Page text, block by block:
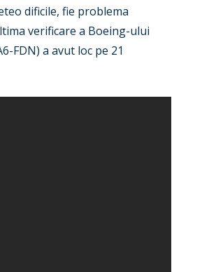
dificile, fie problema
verificare a Boeing-ului
FDN) a avut loc pe 21